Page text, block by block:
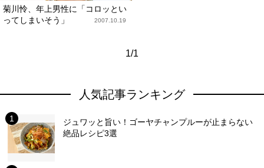
菊川怜、年上男性に「コロッとい
ってしまいそう」
2007.10.19
1/1
人気記事ランキング
ジュワッと旨い！ゴーヤチャンプルーが止まらない
絶品レシピ3選